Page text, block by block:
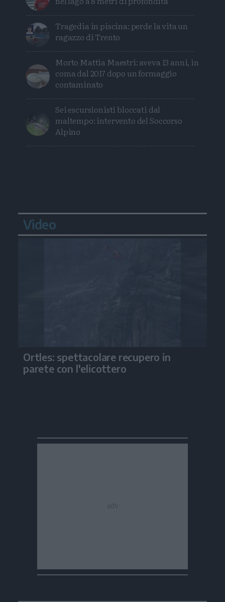
Tragedia in piscina: perde la vita un
ragazzo di Trento
Morto Mattia Maestri: aveva 13 anni, in
coma dal 2017 dopo un formaggio
contaminato
Sei escursionisti bloccati dal
maltempo: intervento del Soccorso
Alpino
Video
Ortles: spettacolare recupero in
parete con l'elicottero